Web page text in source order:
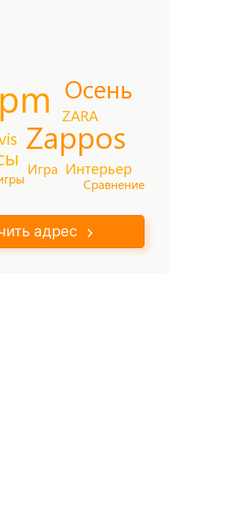
Zappos
Осень
ZARA
Интерьер
Игра
Сравнение
адрес